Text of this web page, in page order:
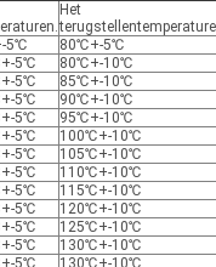
Het
5℃
80℃+-5℃
5℃
80℃+-10℃
5℃
85℃+-10℃
5℃
90℃+-10℃
5℃
95℃+-10℃
5℃
100℃+-10℃
5℃
105℃+-10℃
5℃
110℃+-10℃
5℃
115℃+-10℃
5℃
120℃+-10℃
5℃
125℃+-10℃
5℃
130℃+-10℃